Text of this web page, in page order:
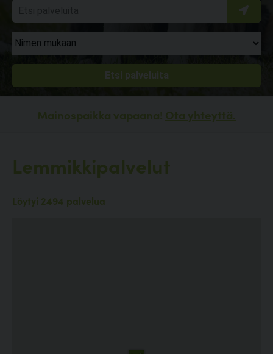
Mainospaikka vapaana! Ota yhteyttä.
Lemmikkipalvelut
Löytyi 2494 palvelua